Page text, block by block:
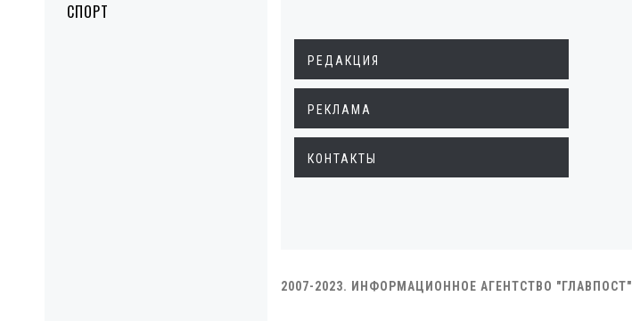
СПОРТ
РЕДАКЦИЯ
РЕКЛАМА
КОНТАКТЫ
2007-2023. ИНФОРМАЦИОННОЕ АГЕНТСТВО "ГЛАВПОСТ"